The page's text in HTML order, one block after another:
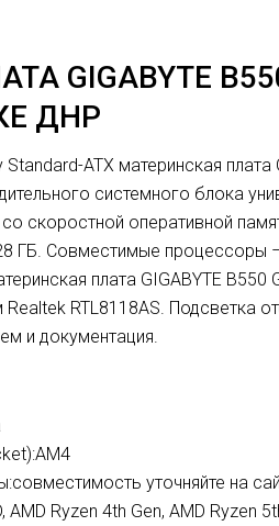
GIGABYTE
ДНР
ATX материнская плата
системного блока
скоростной оперативной
ГБ. Совместимые процессоры
плата GIGABYTE
RTL8118AS. Подсветка
и документация.
AM4
совместимость уточняйте на
AMD Ryzen 4th Gen, AMD Ryzen